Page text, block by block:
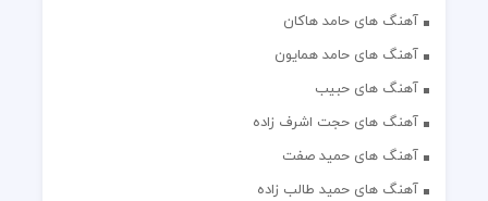
آهنگ های حامد هاکان
آهنگ های حامد همایون
آهنگ های حبیب
آهنگ های حجت اشرف زاده
آهنگ های حمید صفت
آهنگ های حمید طالب زاده